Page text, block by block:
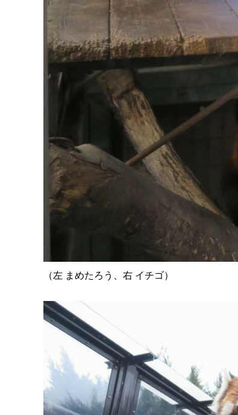
（左 まめたろう、右 イチゴ）